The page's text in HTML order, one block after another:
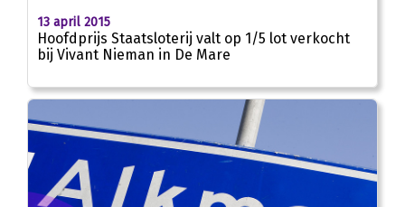
13 april 2015
Hoofdprijs Staatsloterij valt op 1/5 lot verkocht
bij Vivant Nieman in De Mare